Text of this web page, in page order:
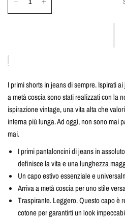
I primi shorts in jeans di sempre. Ispirati
a metà coscia sono stati realizzati con la
ispirazione vintage, una vita alta che
interna più lunga. Ad oggi, non sono mai
mai.
I primi pantaloncini di jeans in
definisce la vita e una lunghezza
Un capo estivo essenziale e
Arriva a metà coscia per uno stile
Traspirante. Leggero. Questo capo è
cotone per garantirti un look